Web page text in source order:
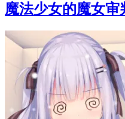
魔法少女的魔女审